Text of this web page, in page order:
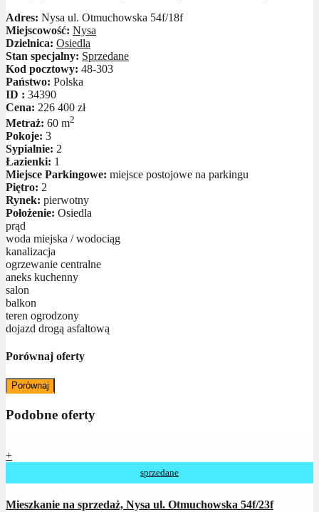
Adres: Nysa ul. Otmuchowska 54f/18f
Miejscowość: Nysa
Dzielnica: Osiedla
Stan specjalny: Sprzedane
Kod pocztowy: 48-303
Państwo: Polska
ID : 34390
Cena: 226 400 zł
Metraż: 60 m2
Pokoje: 3
Sypialnie: 2
Łazienki: 1
Miejsce Parkingowe: miejsce postojowe na parkingu
Piętro: 2
Rynek: pierwotny
Położenie: Osiedla
prąd
woda miejska / wodociąg
kanalizacja
ogrzewanie centralne
aneks kuchenny
salon
balkon
teren ogrodzony
dojazd drogą asfaltową
Porównaj oferty
Porównaj
Podobne oferty
+
sprzedane
Mieszkanie na sprzedaż, Nysa ul. Otmuchowska 54f/23f